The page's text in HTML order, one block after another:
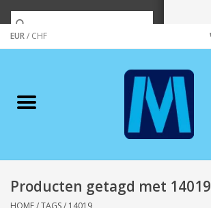
EUR/ CHF
Merken
Wonen/koken/huishouden
Producten getagd met 14019
HOME/TAGS/ 14019